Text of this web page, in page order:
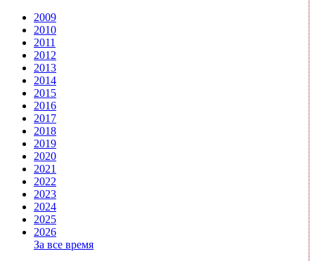
2009
2010
2011
2012
2013
2014
2015
2016
2017
2018
2019
2020
2021
2022
2023
2024
2025
2026
За все время